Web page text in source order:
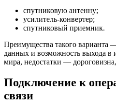
спутниковую антенну;
усилитель-конвертер;
спутниковый приемник.
Преимущества такого варианта
данных и возможность выхода в
мира, недостатки —
Подключение к
связи